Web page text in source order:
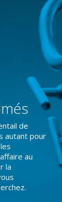
de
autant pour
au
la